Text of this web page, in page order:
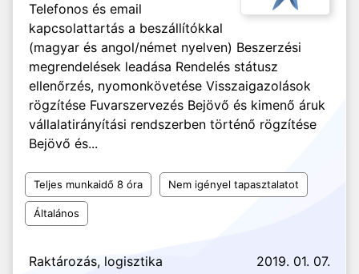
Telefonos és email
kapcsolattartás a beszállítókkal
(magyar és angol/német nyelven) Beszerzési
megrendelések leadása Rendelés státusz
ellenőrzés, nyomonkövetése Visszaigazolások
rögzítése Fuvarszervezés Bejövő és kimenő áruk
vállalatirányítási rendszerben történő rögzítése
Bejövő és...
Teljes munkaidő 8 óra Nem igényel tapasztalatot
Általános
Raktározás, logisztika 2019. 01. 07.